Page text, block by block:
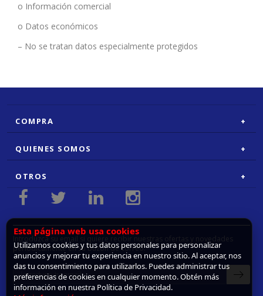
o Información comercial
o Datos económicos
– No se tratan datos especialmente protegidos
COMPRA
QUIENES SOMOS
OTROS
Introduzca su email si quiere recibir nuestras ofertas y novedades
periódicamente en su buzón de correo.
Esta página web usa cookies
Utilizamos cookies y tus datos personales para personalizar
anuncios y mejorar tu experiencia en nuestro sitio. Al aceptar, nos
das tu consentimiento para utilizarlos. Puedes administrar tus
preferencias de cookies en cualquier momento. Obtén más
información en nuestra Política de Privacidad.